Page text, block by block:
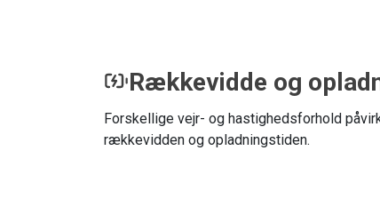
Rækkevidde og
Forskellige vejr- og hastighedsforhold
rækkevidden og opladningstiden.